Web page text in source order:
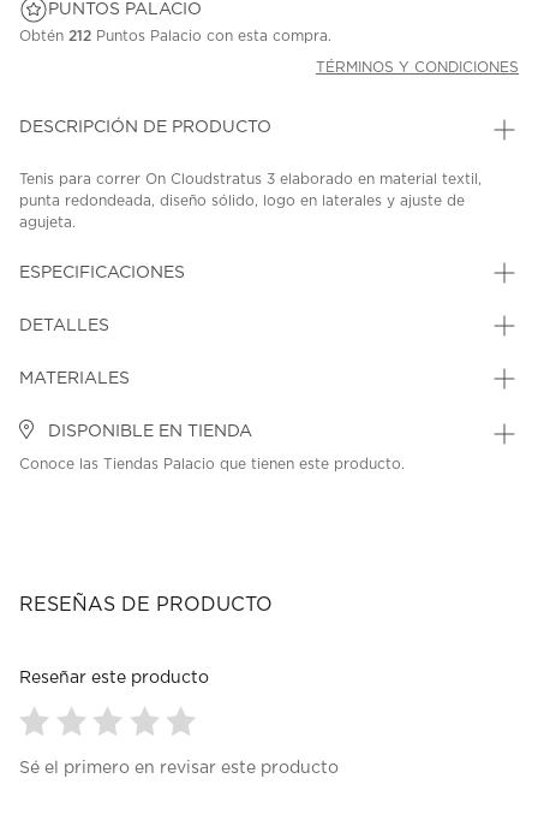
PUNTOS PALACIO
Obtén 212 Puntos Palacio con esta compra.
TÉRMINOS Y CONDICIONES
DESCRIPCIÓN DE PRODUCTO
Tenis para correr On Cloudstratus 3 elaborado en material textil,
punta redondeada, diseño sólido, logo en laterales y ajuste de
agujeta.
ESPECIFICACIONES
DETALLES
MATERIALES
DISPONIBLE EN TIENDA
Conoce las Tiendas Palacio que tienen este producto.
RESEÑAS DE PRODUCTO
Reseñar este producto
paraparaparaparapara
Sé el primero en revisar este producto